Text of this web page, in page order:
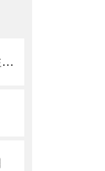
气动排泥阀高效排污的核心技术与性能解析